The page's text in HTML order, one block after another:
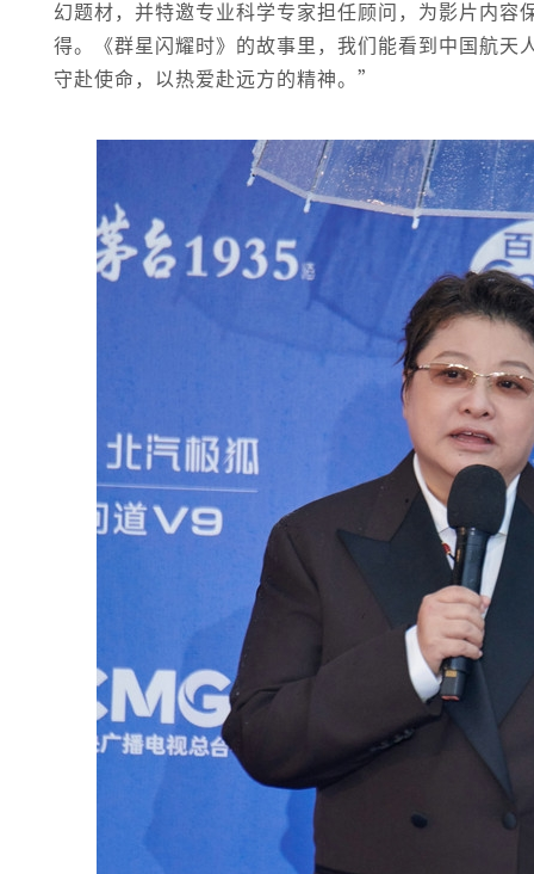
幻题材，并特邀专业科学专家担任顾问，为影片内
得。《群星闪耀时》的故事里，我们能看到中国航
守赴使命，以热爱赴远方的精神。”